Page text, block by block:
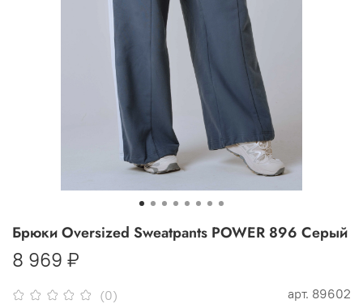
(0) арт. 89602
Брюки Oversized Sweatpants POWER 896 Серый
8 969 ₽